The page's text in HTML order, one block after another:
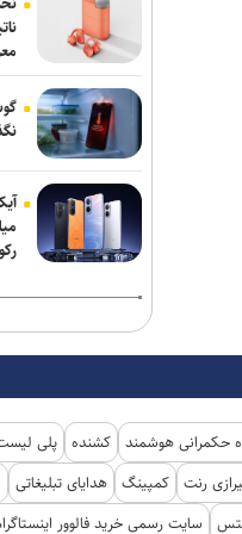
گذشته به صفر
نیروی وابسته به
مهاجرانی:
ایران و مدرسه
یورش نظامیان
نفر بازداشت شدند
محسن رضایی:
حکمرانی هوشمند کشنده پلی
رنت کمپینگ هدایای تبلیغاتی
سایت رسمی خرید فالوور